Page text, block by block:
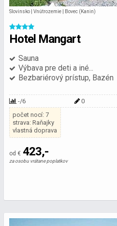
Slovinsko | Vnútrozemie | Bovec (Kanin)
Hotel Mangart
Sauna
Výbava pre deti a iné...
Bezbariérový prístup, Bazén
-/6 0
počet nocí: 7
strava: Raňajky
vlastná doprava
od € 423,-
za osobu vrátane poplatkov